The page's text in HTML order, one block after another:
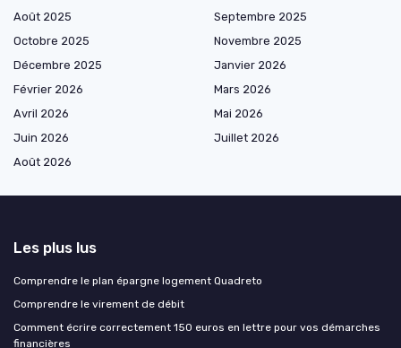
Août 2025
Septembre 2025
Octobre 2025
Novembre 2025
Décembre 2025
Janvier 2026
Février 2026
Mars 2026
Avril 2026
Mai 2026
Juin 2026
Juillet 2026
Août 2026
Les plus lus
Comprendre le plan épargne logement Quadreto
Comprendre le virement de débit
Comment écrire correctement 150 euros en lettre pour vos démarches
financières